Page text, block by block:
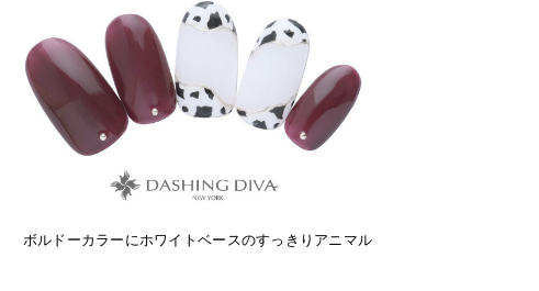
ボルドーカラーにホワイトベースのすっきりアニマル